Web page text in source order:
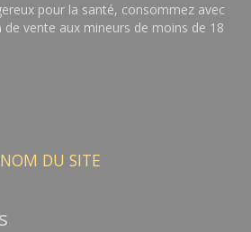
pour la santé, consommez avec
vente aux mineurs de moins de 18
NOM DU SITE